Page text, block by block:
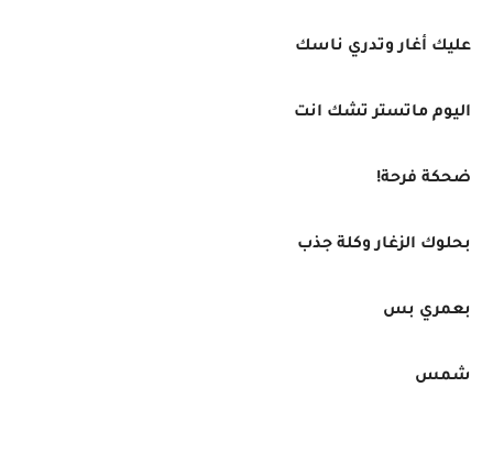
عليك أغار وتدري ناسك
اليوم ماتستر تشك انت
ضحكة فرحة!
بحلوك الزغار وكلة جذب
بعمري بس
شمس